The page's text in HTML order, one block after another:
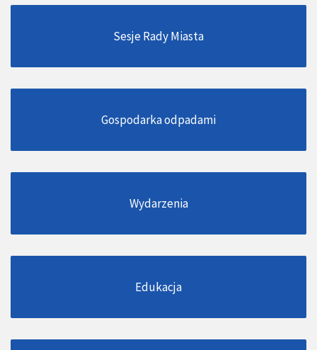
Sesje Rady Miasta
Gospodarka odpadami
Wydarzenia
Edukacja